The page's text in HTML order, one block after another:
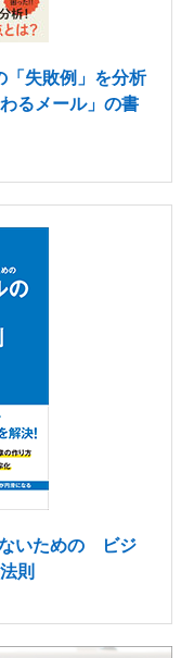
失敗例」を分析
るメール」の書
ないための ビジ
則